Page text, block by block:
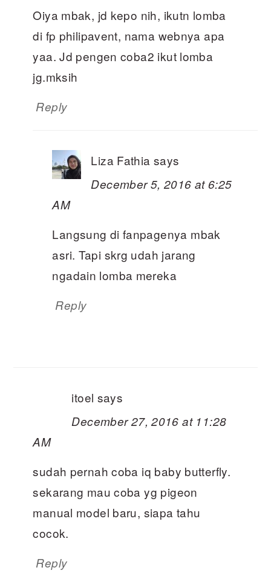
Oiya mbak, jd kepo nih, ikutn lomba
di fp philipavent, nama webnya apa
yaa. Jd pengen coba2 ikut lomba
jg.mksih
Reply
Liza Fathia says
December 5, 2016 at 6:25
AM
Langsung di fanpagenya mbak
asri. Tapi skrg udah jarang
ngadain lomba mereka
Reply
itoel says
December 27, 2016 at 11:28
AM
sudah pernah coba iq baby butterfly.
sekarang mau coba yg pigeon
manual model baru, siapa tahu
cocok.
Reply